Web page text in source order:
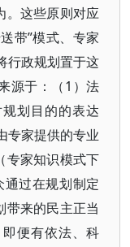
。这些原则对应
带”模式、专家
行政规划置于这
源于：（1）法
划目的的表达
专家提供的专业
专家知识模式下
过在规划制定
带来的民主正当
便有依法、科